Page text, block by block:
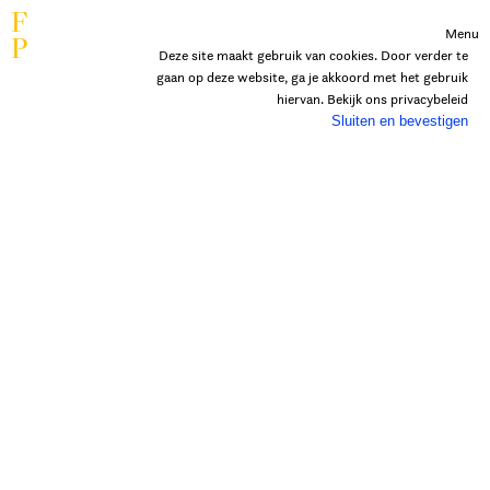
Deze site maakt gebruik van cookies. Door verder te
gaan op deze website, ga je akkoord met het gebruik
hiervan. Bekijk ons privacybeleid
Sluiten en bevestigen
F
P Menu